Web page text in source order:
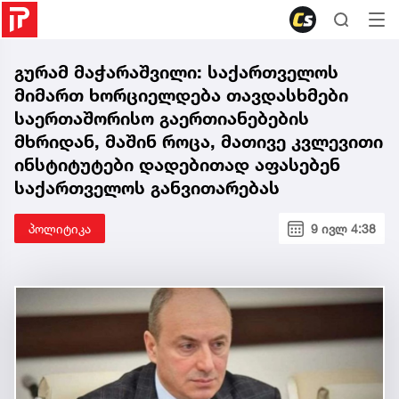
გურამ მაჭარაშვილი: საქართველოს
მიმართ ხორციელდება თავდასხმები
საერთაშორისო გაერთიანებების
მხრიდან, მაშინ როცა, მათივე კვლევითი
ინსტიტუტები დადებითად აფასებენ
საქართველოს განვითარებას
პოლიტიკა 9 ივლ 4:38